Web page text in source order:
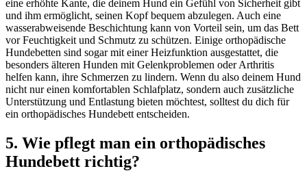
eine erhöhte Kante, die deinem Hund ein Gefühl von Sicherheit gibt
und ihm ermöglicht, seinen Kopf bequem abzulegen. Auch eine
wasserabweisende Beschichtung kann von Vorteil sein, um das Bett
vor Feuchtigkeit und Schmutz zu schützen. Einige orthopädische
Hundebetten sind sogar mit einer Heizfunktion ausgestattet, die
besonders älteren Hunden mit Gelenkproblemen oder Arthritis
helfen kann, ihre Schmerzen zu lindern. Wenn du also deinem Hund
nicht nur einen komfortablen Schlafplatz, sondern auch zusätzliche
Unterstützung und Entlastung bieten möchtest, solltest du dich für
ein orthopädisches Hundebett entscheiden.
5. Wie pflegt man ein orthopädisches
Hundebett richtig?